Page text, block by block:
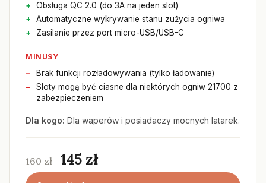
Obsługa QC 2.0 (do 3A na jeden slot)
Automatyczne wykrywanie stanu zużycia ogniwa
Zasilanie przez port micro-USB/USB-C
MINUSY
Brak funkcji rozładowywania (tylko ładowanie)
Sloty mogą być ciasne dla niektórych ogniw 21700 z
zabezpieczeniem
Dla kogo: Dla waperów i posiadaczy mocnych latarek.
160 zł 145 zł